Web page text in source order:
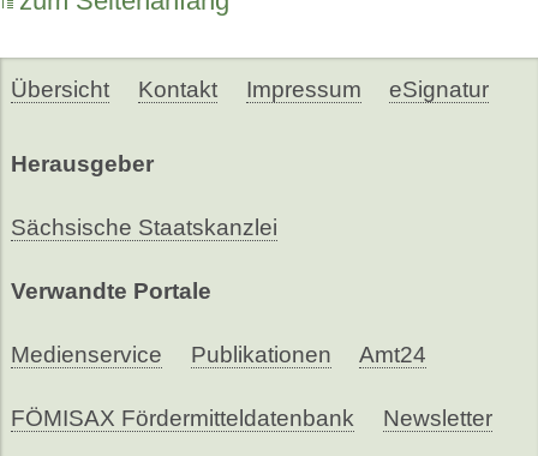
Übersicht Kontakt Impressum eSignatur
Herausgeber
Sächsische Staatskanzlei
Verwandte Portale
Medienservice Publikationen Amt24
FÖMISAX Fördermitteldatenbank Newsletter